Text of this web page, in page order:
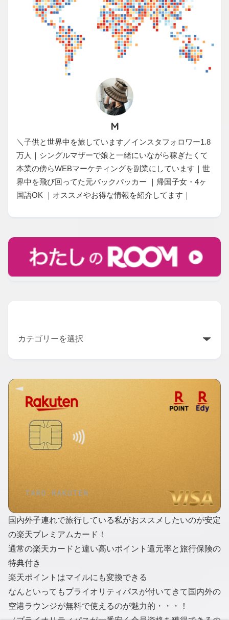
M
＼子供と世界中を旅しています／インスタフォロワー1.8
万人｜シングルマザーで娘と一緒にいながら稼ぎたくて
本業の傍らWEBマーケティングを副業にしています｜世
界中を飛び回ってた元バックパッカー ｜帰国子女・4ヶ
国語OK ｜オススメやお得な情報を紹介してます｜
国内外子連れで旅行している私がおススメしたいのが安定
の楽天プレミアムカード！
通常の楽天カードと違い高いポイント還元率と旅行保険の
特典付き
楽天ポイントはマイルにも変換できる
なんといってもプライオリティパスが付いてきて国内外の
空港ラウンジが無料で使えるのが魅力的・・・！